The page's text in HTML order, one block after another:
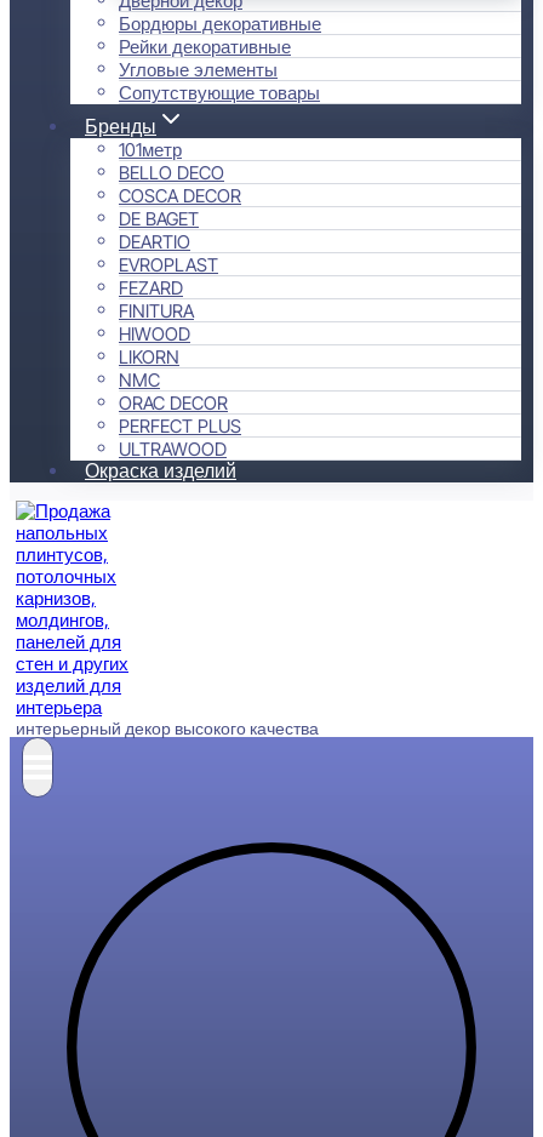
Бордюры декоративные
Рейки декоративные
Угловые элементы
Сопутствующие товары
Бренды
101метр
BELLO DECO
COSCA DECOR
DE BAGET
DEARTIO
EVROPLAST
FEZARD
FINITURA
HIWOOD
LIKORN
NMC
ORAC DECOR
PERFECT PLUS
ULTRAWOOD
Окраска изделий
интерьерный декор высокого качества